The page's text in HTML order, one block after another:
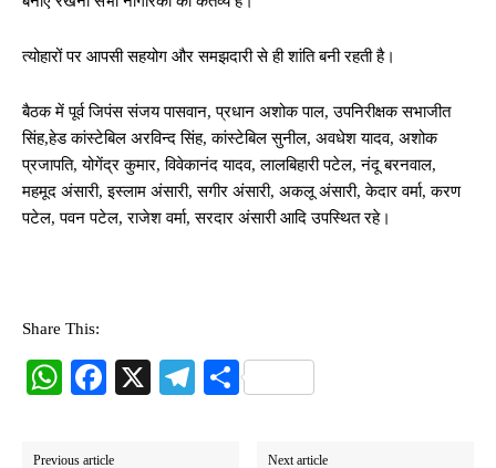
त्योहारों पर आपसी सहयोग और समझदारी से ही शांति बनी रहती है।
बैठक में पूर्व जिपंस संजय पासवान, प्रधान अशोक पाल, उपनिरीक्षक सभाजीत
सिंह,हेड कांस्टेबिल अरविन्द सिंह, कांस्टेबिल सुनील, अवधेश यादव, अशोक
प्रजापति, योगेंद्र कुमार, विवेकानंद यादव, लालबिहारी पटेल, नंदू बरनवाल,
महमूद अंसारी, इस्लाम अंसारी, सगीर अंसारी, अकलू अंसारी, केदार वर्मा, करण
पटेल, पवन पटेल, राजेश वर्मा, सरदार अंसारी आदि उपस्थित रहे।
Share This:
W
ts
Fa
bo
X
Te S
Previous article Next article